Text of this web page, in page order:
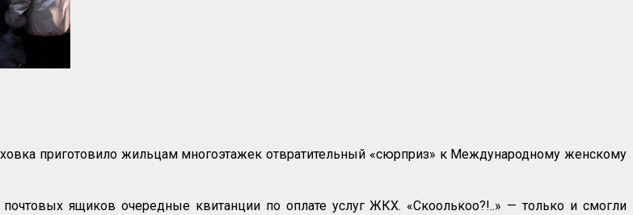
приготовило жильцам многоэтажек отвратительный «сюрприз» к Международному женскому
ящиков очередные квитанции по оплате услуг ЖКХ. «Скоолькоо?!..» — только и смогли